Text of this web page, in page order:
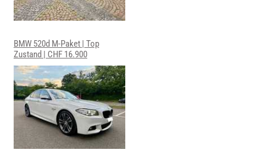
BMW 520d M-Paket | Top
Zustand | CHF 16.900